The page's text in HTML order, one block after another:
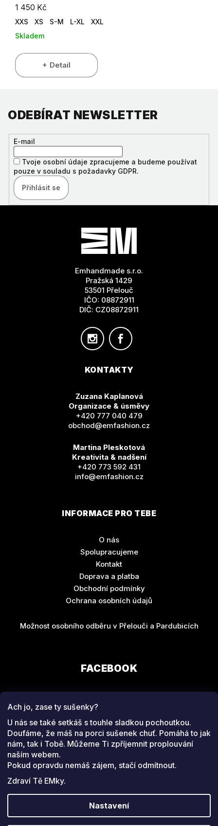
Ach jo, zase ty sušenky?
U nás se také setkáš s touhle sladkou pochoutkou.
Doufáme, že máš na porci sušenek chuť. Pomáhá to jak
nám, tak i Tobě. Můžeme Ti zpříjemnit proplouvání
naším webem.
Pokud opravdu nemáš zájem, stačí odmítnout.
Zdraví Tě EMky.
Nastavení
1 450 Kč
XXS XS S-M L-XL
XXL
Skladem
Detail
ODEBÍRAT NEWSLETTER
E-mail
Tvoje osobní údaje zpracujeme a budeme používat
pouze v souladu s požadavky GDPR.
Přihlásit se
Emhandmade s.r.o.
Pražská 1429
53501 Přelouč
IČO: 08872911
DIČ: CZ08872911
KONTAKTY
Zuzana Kaplanová
Organizace & úsměvy
+420 777 040 479
obchod@emfashion.cz
Martina Pleskotová
Kreativita & nadšení
+420 773 592 431
info@emfashion.cz
INFORMACE PRO TEBE
O nás
Spolupracujeme
Kontakt
Doprava a platba
Obchodní podmínky
Ochrana osobních údajů
Možnost osobního odběru v Přelouči a Pardubicích
FACEBOOK
SLEDUJ NÁS NA
INSTAGRAMU